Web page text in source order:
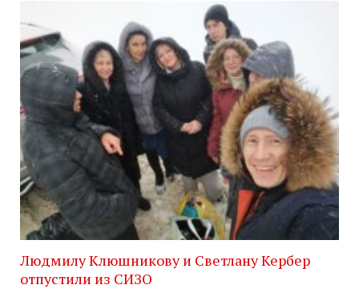
Людмилу Клюшникову и Светлану Кербер
отпустили из СИЗО